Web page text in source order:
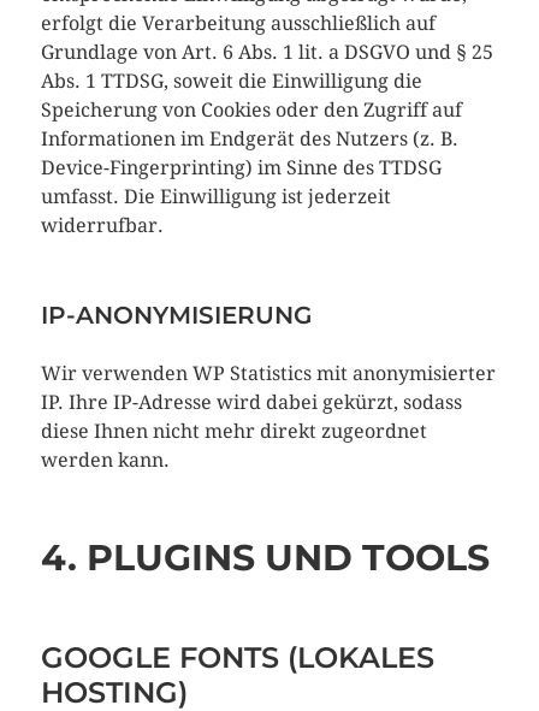
erfolgt die Verarbeitung ausschließlich auf
Grundlage von Art. 6 Abs. 1 lit. a DSGVO und § 25
Abs. 1 TTDSG, soweit die Einwilligung die
Speicherung von Cookies oder den Zugriff auf
Informationen im Endgerät des Nutzers (z. B.
Device-Fingerprinting) im Sinne des TTDSG
umfasst. Die Einwilligung ist jederzeit
widerrufbar.
IP-ANONYMISIERUNG
Wir verwenden WP Statistics mit anonymisierter
IP. Ihre IP-Adresse wird dabei gekürzt, sodass
diese Ihnen nicht mehr direkt zugeordnet
werden kann.
4. PLUGINS UND TOOLS
GOOGLE FONTS (LOKALES
HOSTING)